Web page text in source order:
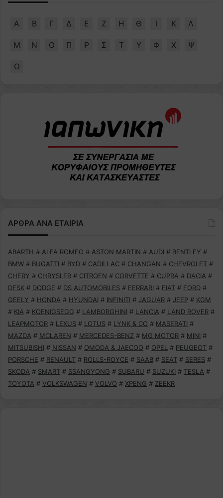
Α Β Γ Δ Ε Ζ Η Θ Ι Κ Λ
Μ Ν Ο Π Ρ Σ Τ Υ Φ Χ Ψ
Ω
ΑΡΘΡΑ ΑΝΑ ΕΤΑΙΡΙΑ
ABARTH # ALFA ROMEO # ASTON MARTIN # AUDI # BENTLEY #
BMW # BUGATTI # BYD # CADILLAC # CHANGAN # CHEVROLET #
CHERY # CHRYSLER # CITROEN # CORVETTE # CUPRA # DACIA #
DFSK # DODGE # DS AUTOMOBILES # FERRARI # FIAT # FORD #
GEELY # HONDA # HYUNDAI # INFINITI # JAGUAR # JEEP # KGM
# KIA # KOENIGSEGG # LAMBORGHINI # LANCIA # LAND ROVER #
LEAPMOTOR # LEXUS # LOTUS # LYNK & CO # MASERATI #
MAZDA # MCLAREN # MERCEDES-BENZ # MG MOTOR # MINI #
MITSUBISHI # NISSAN # OMODA & JAECOO # OPEL # PEUGEOT #
PORSCHE # RENAULT # ROLLS-ROYCE # SAAB # SEAT # SERES #
SKODA # SMART # SSANGYONG # SUBARU # SUZUKI # TESLA #
TOYOTA # VOLKSWAGEN # VOLVO # XPENG # ZEEKR